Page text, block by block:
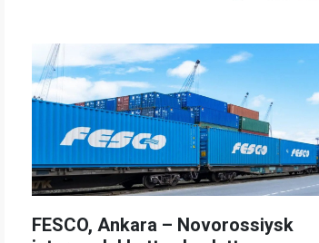
FESCO, Ankara – Novorossiysk